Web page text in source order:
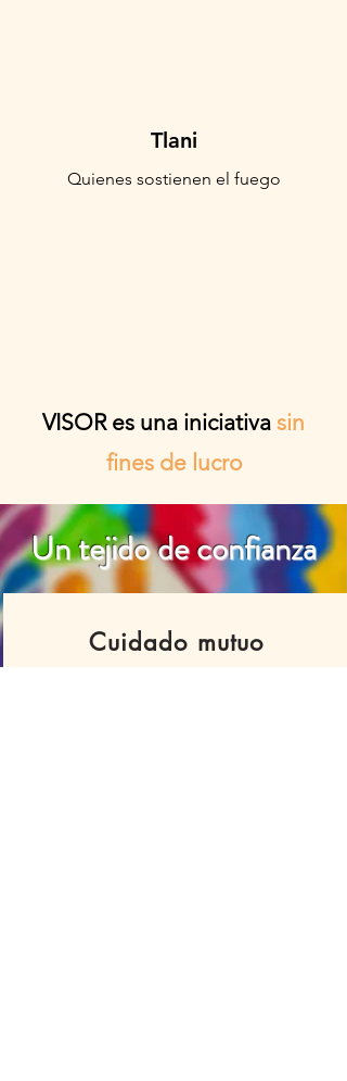
Tlani
Quienes sostienen el fuego
VISOR es una iniciativa sin
fines de lucro
Un tejido de confianza
Cuidado mutuo